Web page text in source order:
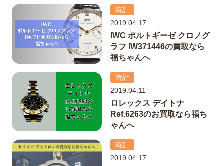
時計
2019.04.17
IWC ポルトギーゼ クロノグ
ラフ IW371446の買取なら
福ちゃんへ
時計
2019.04.11
ロレックス デイトナ
Ref.6263のお買取なら福ち
ゃんへ
時計
2019.04.17